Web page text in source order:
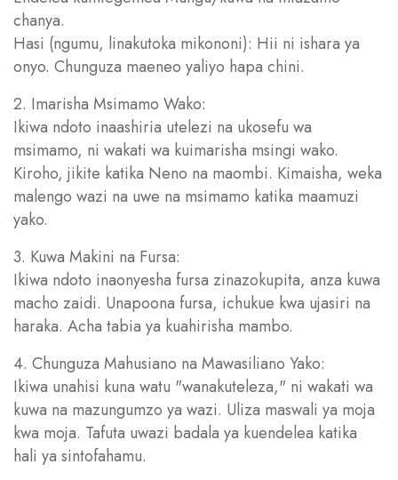
chanya.
Hasi (ngumu, linakutoka mikononi): Hii ni ishara ya
onyo. Chunguza maeneo yaliyo hapa chini.
2. Imarisha Msimamo Wako:
Ikiwa ndoto inaashiria utelezi na ukosefu wa
msimamo, ni wakati wa kuimarisha msingi wako.
Kiroho, jikite katika Neno na maombi. Kimaisha, weka
malengo wazi na uwe na msimamo katika maamuzi
yako.
3. Kuwa Makini na Fursa:
Ikiwa ndoto inaonyesha fursa zinazokupita, anza kuwa
macho zaidi. Unapoona fursa, ichukue kwa ujasiri na
haraka. Acha tabia ya kuahirisha mambo.
4. Chunguza Mahusiano na Mawasiliano Yako:
Ikiwa unahisi kuna watu "wanakuteleza," ni wakati wa
kuwa na mazungumzo ya wazi. Uliza maswali ya moja
kwa moja. Tafuta uwazi badala ya kuendelea katika
hali ya sintofahamu.